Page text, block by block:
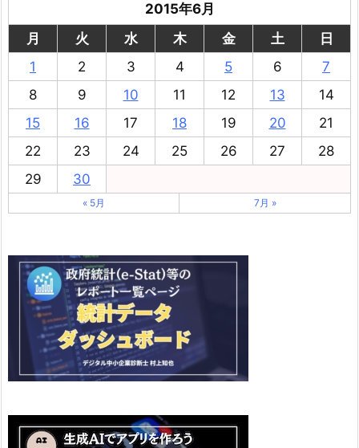
2015年6月
月
火 水 木 金 土
日
1
2 3 4 5 6
7
8
9 10 11 12 13
14
15
16 17 18 19 20
21
22
23 24 25 26 27
28
29
30
« 5月 7月 »